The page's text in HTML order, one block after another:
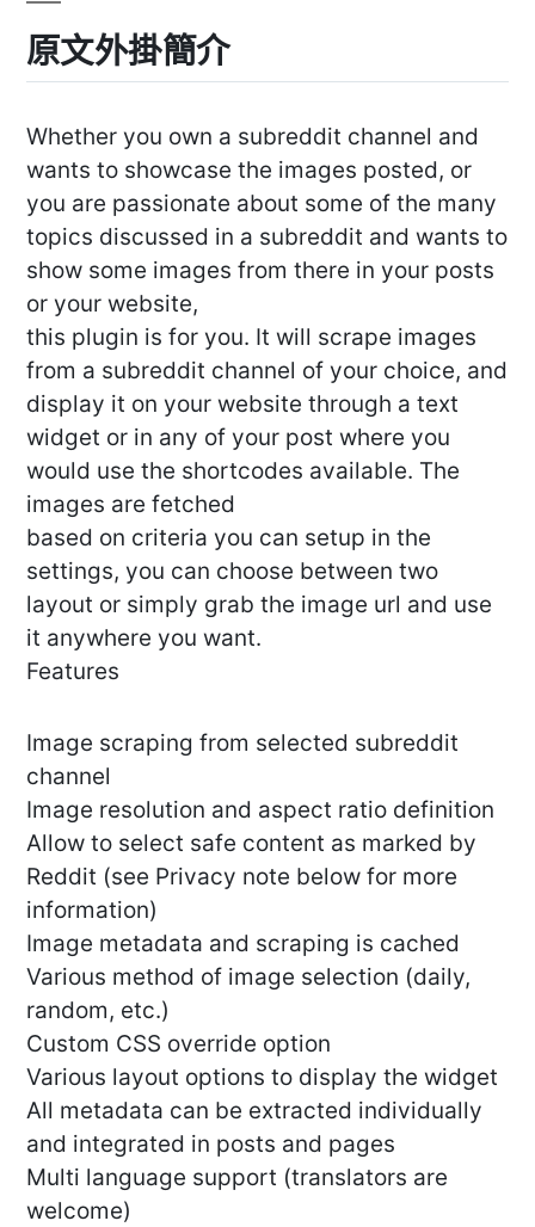
原文外掛簡介
Whether you own a subreddit channel and
wants to showcase the images posted, or
you are passionate about some of the many
topics discussed in a subreddit and wants to
show some images from there in your posts
or your website,
this plugin is for you. It will scrape images
from a subreddit channel of your choice, and
display it on your website through a text
widget or in any of your post where you
would use the shortcodes available. The
images are fetched
based on criteria you can setup in the
settings, you can choose between two
layout or simply grab the image url and use
it anywhere you want.
Features
Image scraping from selected subreddit
channel
Image resolution and aspect ratio definition
Allow to select safe content as marked by
Reddit (see Privacy note below for more
information)
Image metadata and scraping is cached
Various method of image selection (daily,
random, etc.)
Custom CSS override option
Various layout options to display the widget
All metadata can be extracted individually
and integrated in posts and pages
Multi language support (translators are
welcome)